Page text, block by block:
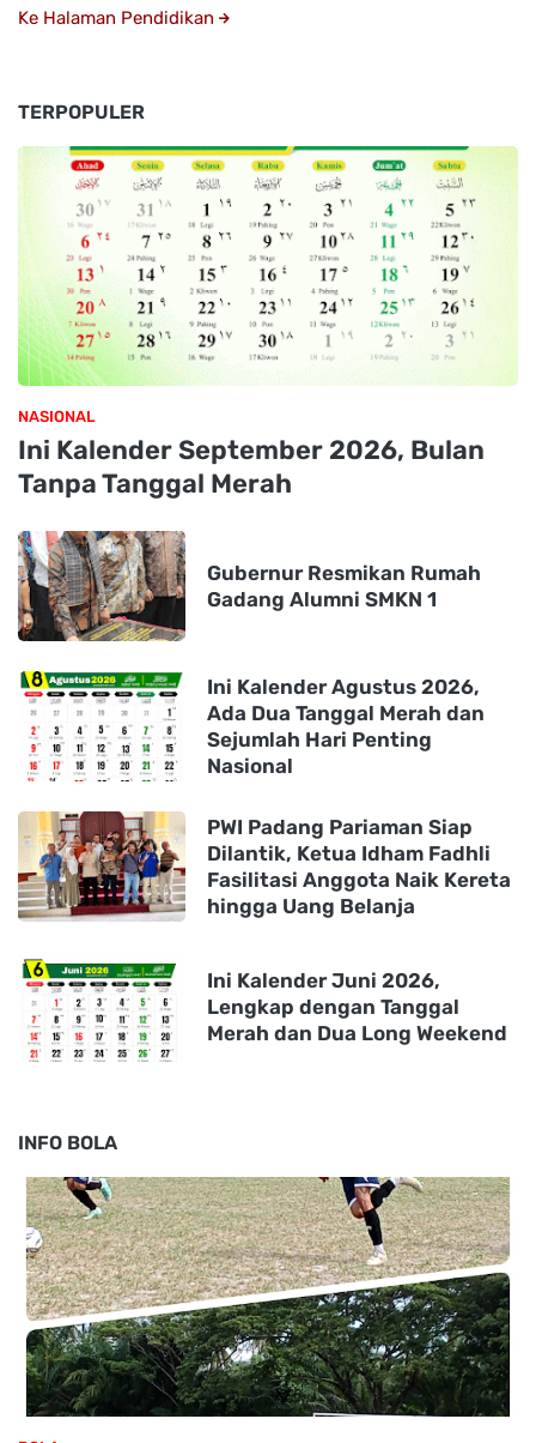
Ke Halaman Pendidikan
TERPOPULER
NASIONAL
Ini Kalender September 2026, Bulan
Tanpa Tanggal Merah
Gubernur Resmikan Rumah
Gadang Alumni SMKN 1
Ini Kalender Agustus 2026,
Ada Dua Tanggal Merah dan
Sejumlah Hari Penting
Nasional
PWI Padang Pariaman Siap
Dilantik, Ketua Idham Fadhli
Fasilitasi Anggota Naik Kereta
hingga Uang Belanja
Ini Kalender Juni 2026,
Lengkap dengan Tanggal
Merah dan Dua Long Weekend
INFO BOLA